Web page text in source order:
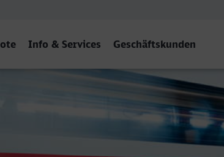
Info & Services Geschäftskunden